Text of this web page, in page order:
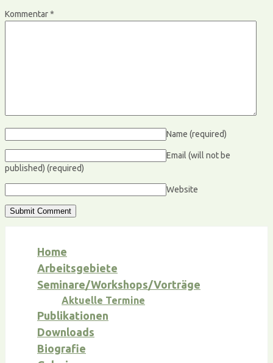
Kommentar*
Name (required)
Email (will not be
published) (required)
Website
Home
Arbeitsgebiete
Seminare/Workshops/Vorträge
Aktuelle Termine
Publikationen
Downloads
Biografie